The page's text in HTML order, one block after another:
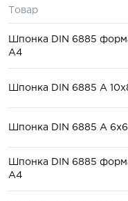
Товар
Шпонка DIN 6885
А4
Шпонка DIN 6885 A
Шпонка DIN 6885 A
Шпонка DIN 6885
А4